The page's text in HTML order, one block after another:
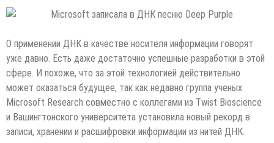
О применении ДНК в качестве носителя информации говорят
уже давно. Есть даже достаточно успешные разработки в этой
сфере. И похоже, что за этой технологией действительно
может оказаться будущее, так как недавно группа ученых
Microsoft Research совместно с коллегами из Twist Bioscience
и Вашингтонского университета установила новый рекорд в
записи, хранении и расшифровки информации из нитей ДНК.